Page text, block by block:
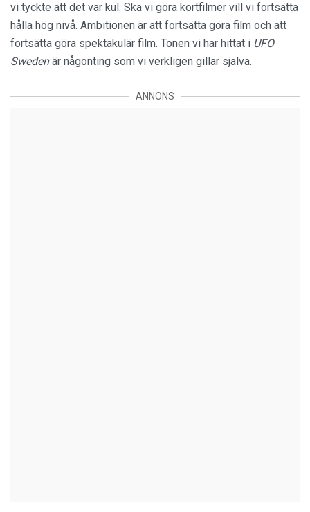
vi tyckte att det var kul. Ska vi göra kortfilmer vill vi fortsätta
hålla hög nivå. Ambitionen är att fortsätta göra film och att
fortsätta göra spektakulär film. Tonen vi har hittat i UFO
Swedenär någonting som vi verkligen gillar själva.
ANNONS